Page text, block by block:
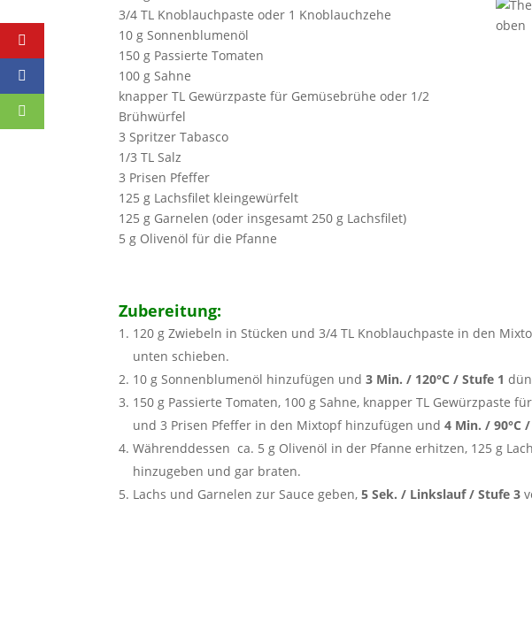
3/4 TL Knoblauchpaste oder 1 Knoblauchzehe
10 g Sonnenblumenöl
150 g Passierte Tomaten
100 g Sahne
knapper TL Gewürzpaste für Gemüsebrühe oder 1/2
Brühwürfel
3 Spritzer Tabasco
1/3 TL Salz
3 Prisen Pfeffer
125 g Lachsfilet kleingewürfelt
125 g Garnelen (oder insgesamt 250 g Lachsfilet)
5 g Olivenöl für die Pfanne
Zubereitung:
120 g Zwiebeln in Stücken und 3/4 TL Knoblauchpaste in den
unten schieben.
10 g Sonnenblumenöl hinzufügen und 3 Min. / 120°C / Stufe 1
150 g Passierte Tomaten, 100 g Sahne, knapper TL Gewürzpaste
und 3 Prisen Pfeffer in den Mixtopf hinzufügen und 4 Min. / 90°C
Währenddessen ca. 5 g Olivenöl in der Pfanne erhitzen, 125 g
hinzugeben und gar braten.
Lachs und Garnelen zur Sauce geben, 5 Sek. / Linkslauf / Stufe 3